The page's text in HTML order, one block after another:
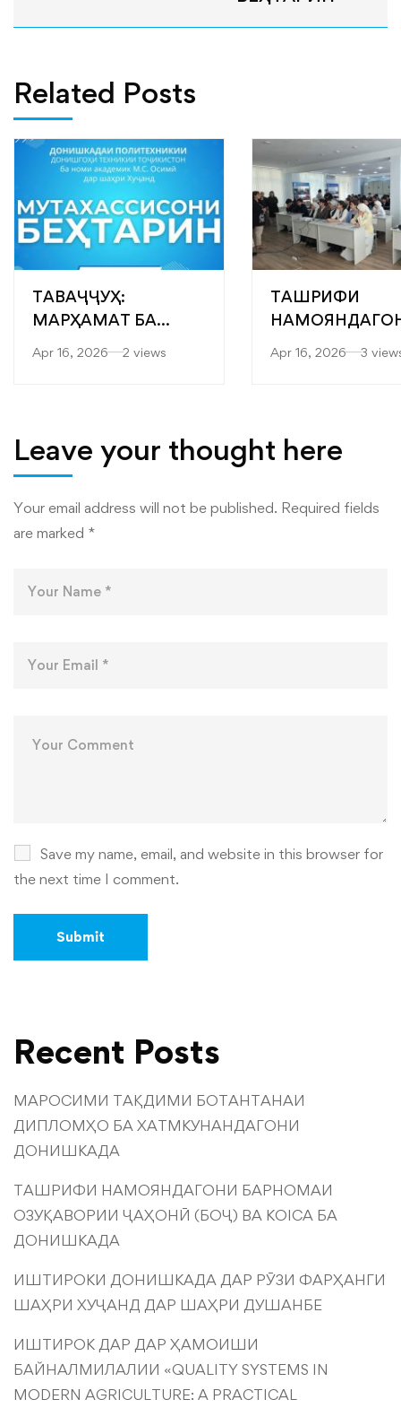
Related Posts
ТАВАҶҶУҲ:
МАРҲАМАТ БА
Apr 16, 2026 2 views
ТАШРИФИ
РАҚАМИИ
Apr 16, 2026 3
Leave your thought here
Your email address will not be published. Required fields
are marked *
Save my name, email, and website in this browser for
the next time I comment.
Recent Posts
МАРОСИМИ ТАҚДИМИ БОТАНТАНАИ
ДИПЛОМҲО БА ХАТМКУНАНДАГОНИ
ДОНИШКАДА
ТАШРИФИ НАМОЯНДАГОНИ БАРНОМАИ
ОЗУҚАВОРИИ ҶАҲОНӢ (БОҶ) ВА KOICA БА
ДОНИШКАДА
ИШТИРОКИ ДОНИШКАДА ДАР РӮЗИ ФАРҲАНГИ
ШАҲРИ ХУҶАНД ДАР ШАҲРИ ДУШАНБЕ
ИШТИРОК ДАР ДАР ҲАМОИШИ
БАЙНАЛМИЛАЛИИ «QUALITY SYSTEMS IN
MODERN AGRICULTURE: A PRACTICAL